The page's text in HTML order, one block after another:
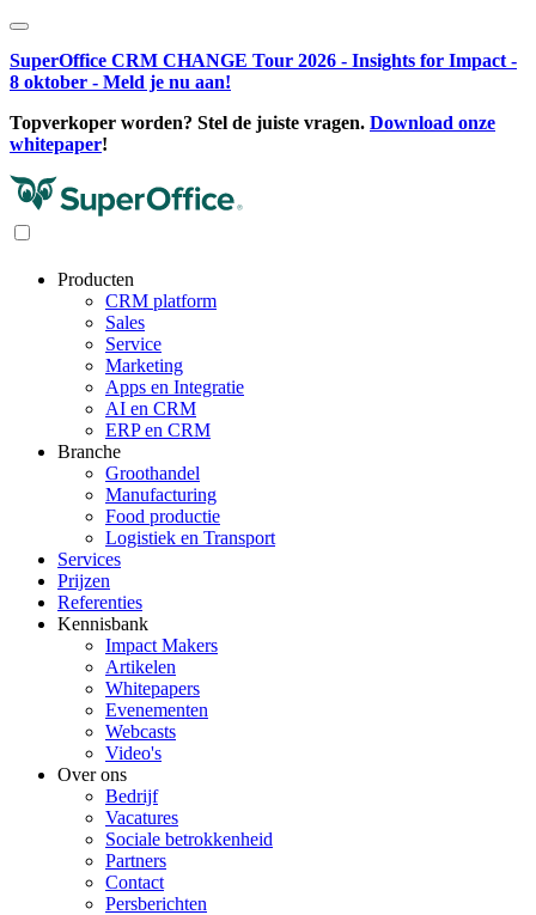
SuperOffice CRM CHANGE Tour 2026 - Insights for Impact -
8 oktober - Meld je nu aan!
Topverkoper worden? Stel de juiste vragen. Download onze
whitepaper!
Producten
CRM platform
Sales
Service
Marketing
Apps en Integratie
AI en CRM
ERP en CRM
Branche
Groothandel
Manufacturing
Food productie
Logistiek en Transport
Services
Prijzen
Referenties
Kennisbank
Impact Makers
Artikelen
Whitepapers
Evenementen
Webcasts
Video's
Over ons
Bedrijf
Vacatures
Sociale betrokkenheid
Partners
Contact
Persberichten